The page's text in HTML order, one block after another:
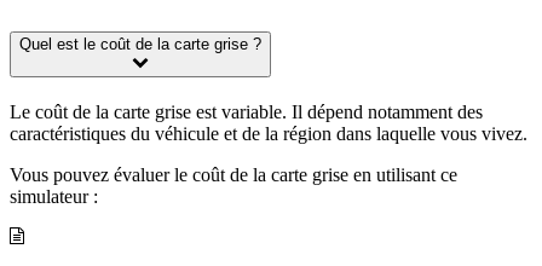
Quel est le coût de la carte grise ?
Le coût de la carte grise est variable. Il dépend notamment des
caractéristiques du véhicule et de la région dans laquelle vous vivez.
Vous pouvez évaluer le coût de la carte grise en utilisant ce
simulateur :